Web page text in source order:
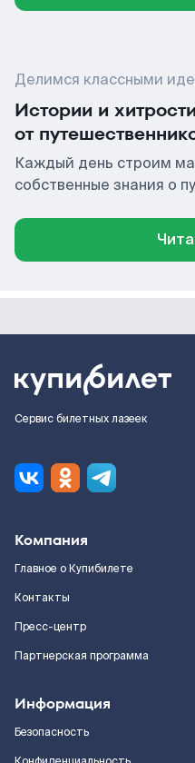
Делимся классными
Истории и хитрости
от
Каждый день строим
собственные знания о
Сервис билетных лазеек
Компания
Главное о Купибилете
Контакты
Пресс-центр
Партнерская программа
Информация
Безопасность